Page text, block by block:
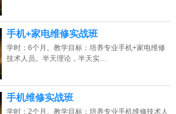
手机+家电维修实战班
学时：6个月。教学目标：培养专业手机+家电维修
技术人员。半天理论，半天实…
手机维修实战班
学时：2个月。教学目标：培养专业手机维修技术人
问